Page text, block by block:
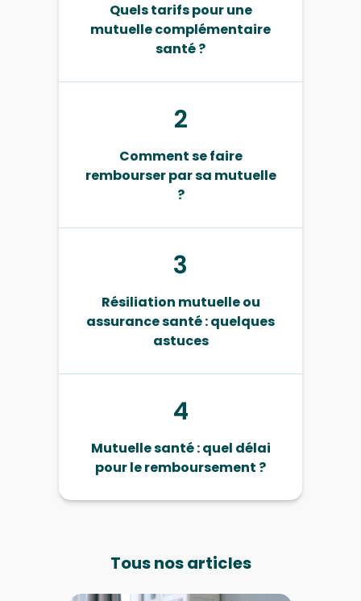
Quels tarifs pour une
mutuelle complémentaire
santé ?
2
Comment se faire
rembourser par sa mutuelle
?
3
Résiliation mutuelle ou
assurance santé : quelques
astuces
4
Mutuelle santé : quel délai
pour le remboursement ?
Tous nos articles